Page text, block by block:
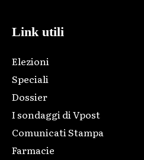
Link utili
Elezioni
Speciali
Dossier
I sondaggi di Vpost
Comunicati Stampa
Farmacie